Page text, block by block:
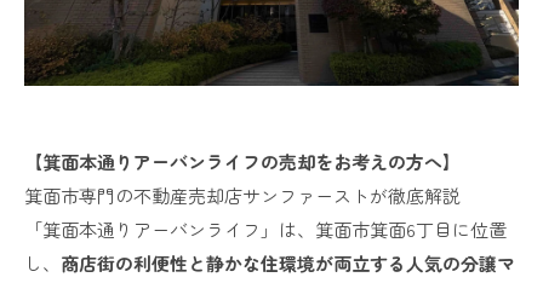
【箕面本通りアーバンライフの売却をお考えの方へ】
箕面市専門の不動産売却店サンファーストが徹底解説
「箕面本通りアーバンライフ」は、箕面市箕面6丁目に位置
し、 商店街の利便性と静かな住環境が両立する人気の分譲マ